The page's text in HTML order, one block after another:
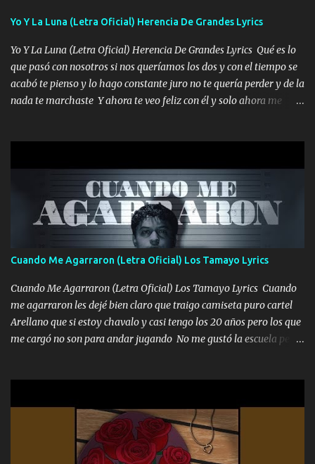
viento a su hijo y aunque ahora ya este con Dios el destino así lo
seguiré esperando hasta volvernos a vernos El recuerdo que yo
tengo de mi mente no se va, en mi corazón me llevo lo mismo que
tu papá, a veces me pongo triste porque no puedo mirarte, mas se
que tu me escuchas porque tu eres mi gran ángel, El desespero me
Yo Y La Luna (Letra Oficial) Herencia De Grandes Lyrics
Yo Y La Luna (Letra Oficial) Herencia De Grandes Lyrics Qué es lo
que pasó con nosotros si nos queríamos los dos y con el tiempo se
acabó te pienso y lo hago constante juro no te quería perder y de la
nada te marchaste Y ahora te veo feliz con él y solo ahora me
pero eso ya no va a pasar me perderé en la soledad Porque me
mirabas bonito si yo no fui el final feliz el final fue triste pa mí Y
duele no tenerte aquí sabiendo que moría por ti yo y la luna
cantamos y por ti nos embriagamos Quién sabe qué será de mí si
contigo fui muy feliz a lo mejor no lloró pero muy en el fondo te
Cuando Me Agarraron (Letra Oficial) Los Tamayo Lyrics
Cuando Me Agarraron (Letra Oficial) Los Tamayo Lyrics Cuando
me agarraron les dejé bien claro que traigo camiseta puro cartel
Arellano que si estoy chavalo y casi tengo los 20 años pero los que
me cargó no son para andar jugando No me gustó la escuela pero
Yo Soy El De Las Pacas Sobrino Del Brazo Armad0 Con mi Glock
fajado y mi R terciado me van a ver allá por TJ para un licenciado
mando un abrazo andamos al cien Choritas también Música
Ando en la colonia bien acelerado traigo un M2 que nunca me ha